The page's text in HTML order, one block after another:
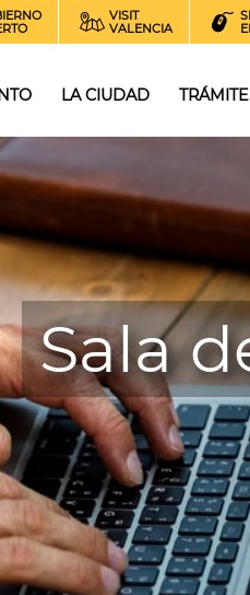
VISIT
VALENCIA
LA CIUDAD
Sala